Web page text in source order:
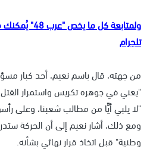
ولمتابعة كل ما
تلجرام
من جهته، قال باسم نعيم، أحد كبار
"يعني في جوهره تكريس واستمرار
"لا يلبي أيًّا من مطالب شعبنا، وعلى
ومع ذلك، أشار نعيم إلى أن الحركة
وطنية" قبل اتخاذ قرار نهائي بشأنه.